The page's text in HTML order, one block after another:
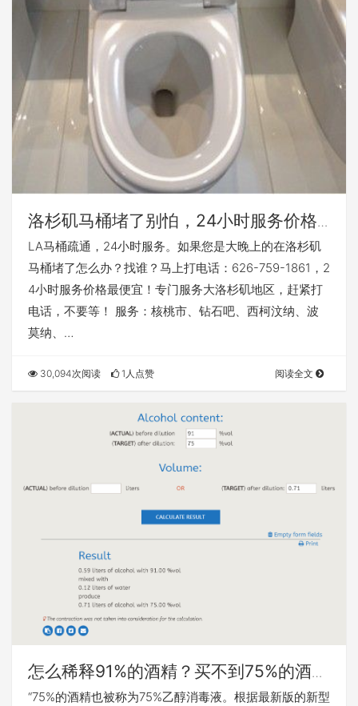
洛杉矶马桶堵了别怕，24小时服务价格
最便宜
LA马桶疏通，24小时服务。如果您是大晚上的在洛杉矶
马桶堵了怎么办？找谁？马上打电话：626-759-1861，2
4小时服务价格最便宜！专门服务大洛杉矶地区，赶紧打
电话，不要等！ 服务：核桃市、钻石吧、西柯汶纳、波
莫纳、…
30,094次阅读 1人点赞 阅读全文
怎么稀释91%的酒精？买不到75%的酒
精？勾兑方法
“75%的酒精也被称为75%乙醇消毒液。根据最新版的新型